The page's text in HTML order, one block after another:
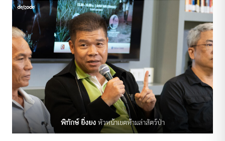
พิทักษ์ ยิ่งยงหัวหน้าเขตห้ามล่าสัตว์ป่า